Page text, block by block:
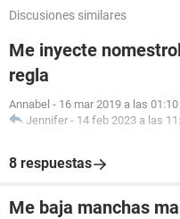
Discusiones similares
Me inyecte
regla
Annabel - 16 mar 2019 a las 01:10
Jennifer - 14 feb 2023 a las
8 respuestas
Me baja manchas